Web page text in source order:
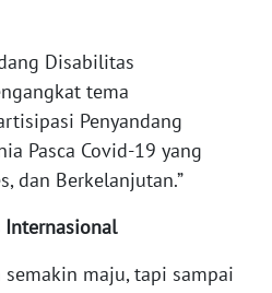
Disabilitas
tema
Penyandang
Pasca Covid-19 yang
dan Berkelanjutan.”
Internasional
maju, tapi sampai